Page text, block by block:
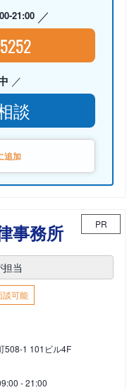
21:00
談
追加
事務所 PR
当
談可能
508-1 101ビル4F
- 21:00